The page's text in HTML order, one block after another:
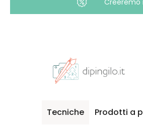
Creeremo
Tecniche Prodotti a